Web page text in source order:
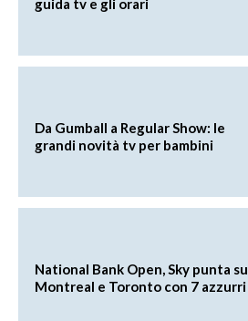
guida tv e gli orari
Da Gumball a Regular Show: le
grandi novità tv per bambini
National Bank Open, Sky punta su
Montreal e Toronto con 7 azzurri